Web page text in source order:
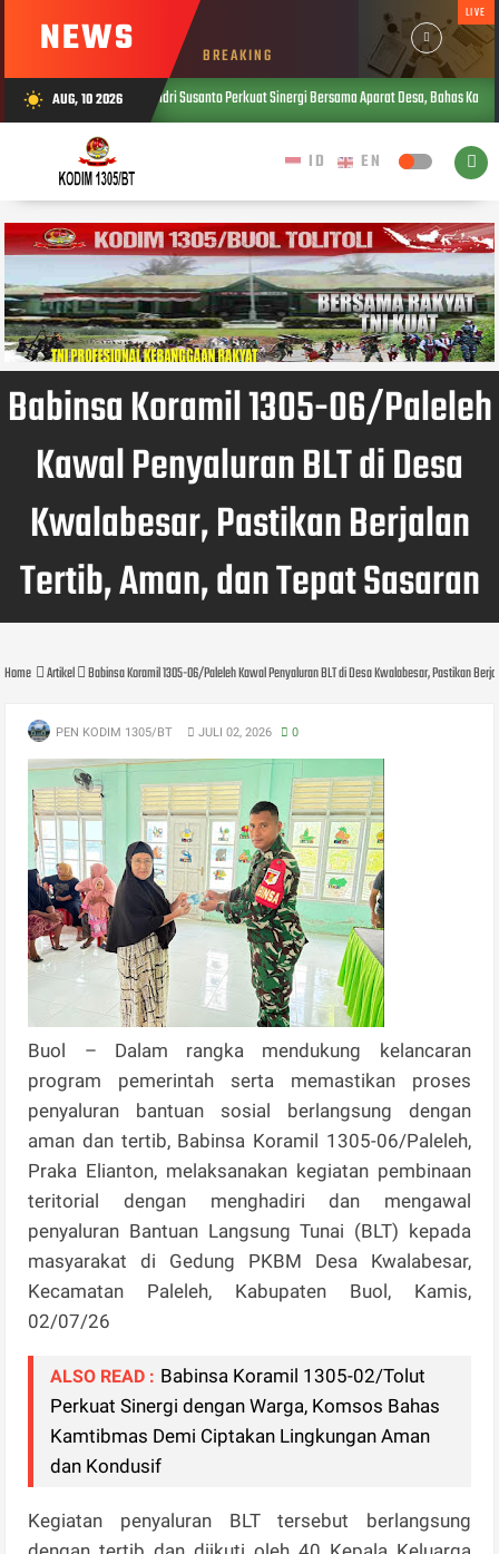
NEWS BREAKING
LIVE
wb_sunny AUG, 10 2026
Sertu Endri Susanto Perkuat Sinergi Bersama Aparat Desa, Bahas Kamtibmas di Desa
Babinsa Koramil 1305-06/Paleleh
Kawal Penyaluran BLT di Desa
Kwalabesar, Pastikan Berjalan
Tertib, Aman, dan Tepat Sasaran
Home Artikel Babinsa Koramil 1305-06/Paleleh Kawal Penyaluran BLT di Desa Kwalabesar, Pastikan
PEN KODIM 1305/BT JULI 02, 2026 0
Buol – Dalam rangka mendukung kelancaran
program pemerintah serta memastikan proses
penyaluran bantuan sosial berlangsung dengan
aman dan tertib, Babinsa Koramil 1305-06/Paleleh,
Praka Elianton, melaksanakan kegiatan pembinaan
teritorial dengan menghadiri dan mengawal
penyaluran Bantuan Langsung Tunai (BLT) kepada
masyarakat di Gedung PKBM Desa Kwalabesar,
Kecamatan Paleleh, Kabupaten Buol, Kamis,
02/07/26
ALSO READ : Babinsa Koramil 1305-02/Tolut
Perkuat Sinergi dengan Warga, Komsos Bahas
Kamtibmas Demi Ciptakan Lingkungan Aman
dan Kondusif
Kegiatan penyaluran BLT tersebut berlangsung